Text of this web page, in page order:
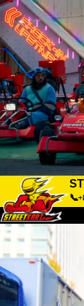
Acerca de
Acceso